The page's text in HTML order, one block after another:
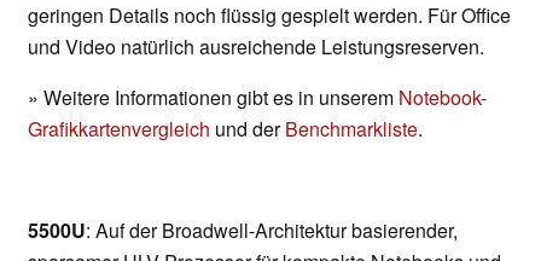
geringen Details noch flüssig gespielt werden. Für Office
und Video natürlich ausreichende Leistungsreserven.
» Weitere Informationen gibt es in unserem Notebook-
Grafikkartenvergleich und derBenchmarkliste.
5500U: Auf der Broadwell-Architektur basierender,